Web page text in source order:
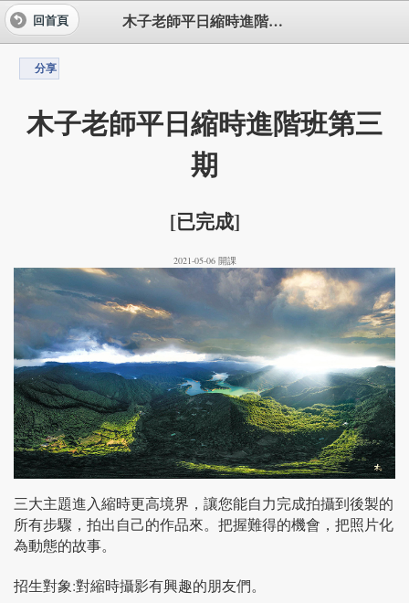
木子老師平日縮時進階班第三期
回首頁
分享
木子老師平日縮時進階班第三
期
[已完成]
2021-05-06 開課
三大主題進入縮時更高境界，讓您能自力完成拍攝到後製的
所有步驟，拍出自己的作品來。把握難得的機會，把照片化
為動態的故事。
招生對象:對縮時攝影有興趣的朋友們。